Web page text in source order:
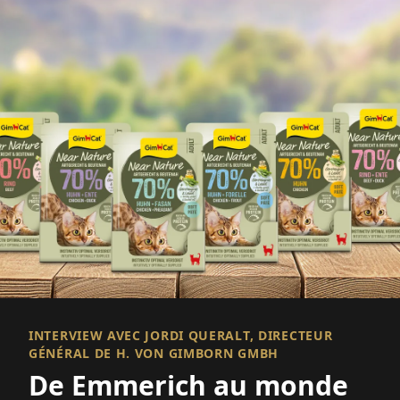
INTERVIEW AVEC JORDI QUERALT, DIRECTEUR
GÉNÉRAL DE H. VON GIMBORN GMBH
De Emmerich au monde